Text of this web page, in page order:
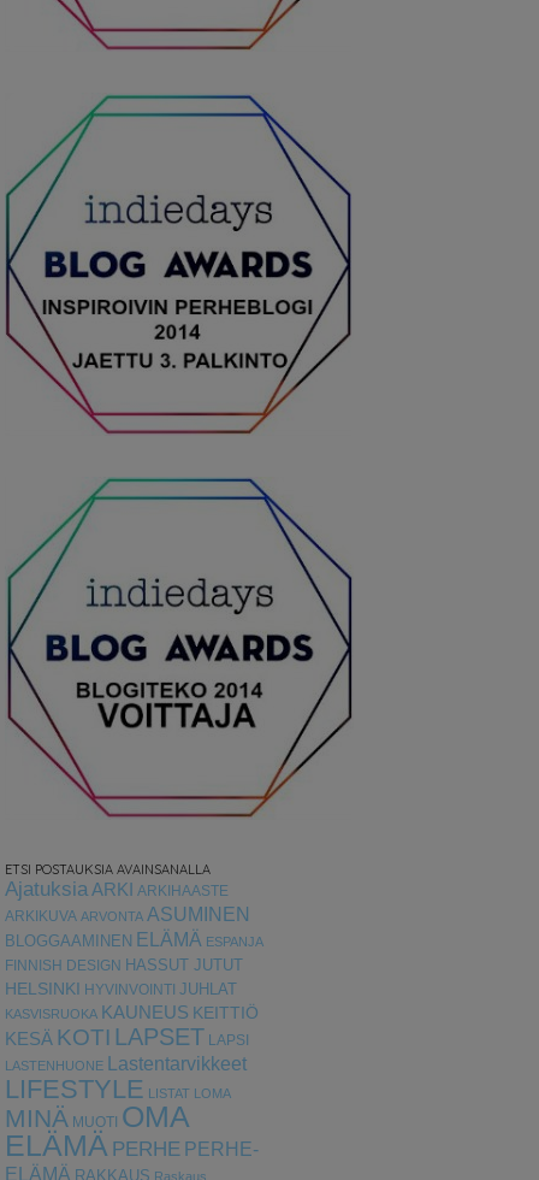
ETSI POSTAUKSIA AVAINSANALLA
Ajatuksia ARKI ARKIHAASTE
ARKIKUVA ARVONTA ASUMINEN
BLOGGAAMINEN ELÄMÄ ESPANJA
FINNISH DESIGN HASSUT JUTUT
HELSINKI
HYVINVOINTI JUHLAT
KASVISRUOKA KAUNEUS KEITTIÖ
KESÄ KOTI LAPSET LAPSI
LASTENHUONE Lastentarvikkeet
LIFESTYLE LISTAT LOMA
MINÄ MUOTI OMA
ELÄMÄ PERHE PERHE-
ELÄMÄ RAKKAUS Raskaus